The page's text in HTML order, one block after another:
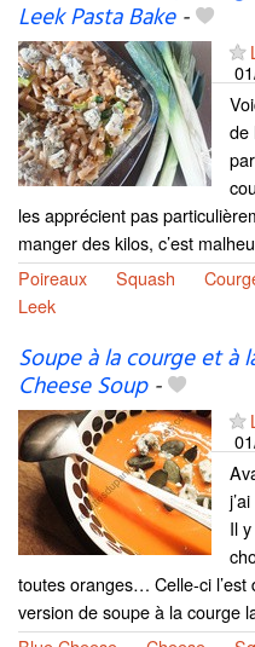
Leek Pasta Bake-
de
les apprécient pas
manger des kilos, c’est
Poireaux
Squash
Leek
Soupe à la courge et à
Cheese Soup-
Il
toutes oranges… Celle-ci l’est
version de soupe à la courge